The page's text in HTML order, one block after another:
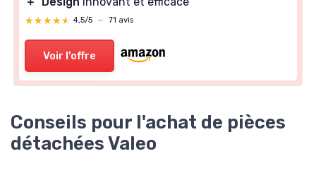
★★★★★
★★★★★ 4,5/5 — 71 avis
Voir l'offre
Conseils pour l'achat de pièces
détachées Valeo